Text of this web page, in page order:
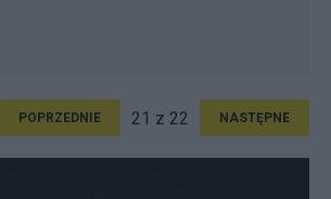
POPRZEDNIE 21 z 22 NASTĘPNE